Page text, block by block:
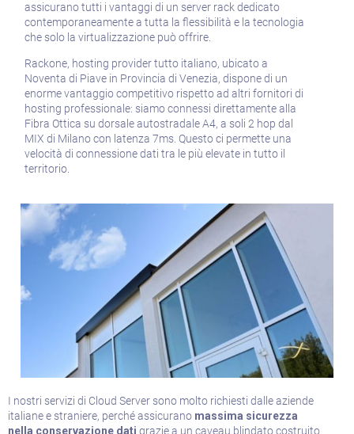
Sicurezza
Servizi
assicurano tutti i vantaggi di un server rack dedicato
contemporaneamente a tutta la flessibilità e la tecnologia
che solo la virtualizzazione può offrire.
Rackone, hosting provider tutto italiano, ubicato a
Noventa di Piave in Provincia di Venezia, dispone di un
enorme vantaggio competitivo rispetto ad altri fornitori di
hosting professionale: siamo connessi direttamente alla
Fibra Ottica su dorsale autostradale A4, a soli 2 hop dal
MIX di Milano con latenza 7ms. Questo ci permette una
velocità di connessione dati tra le più elevate in tutto il
territorio.
I nostri servizi di Cloud Server sono molto richiesti dalle aziende
italiane e straniere, perché assicurano massima sicurezza
nella conservazione dati grazie a un caveau blindato costruito